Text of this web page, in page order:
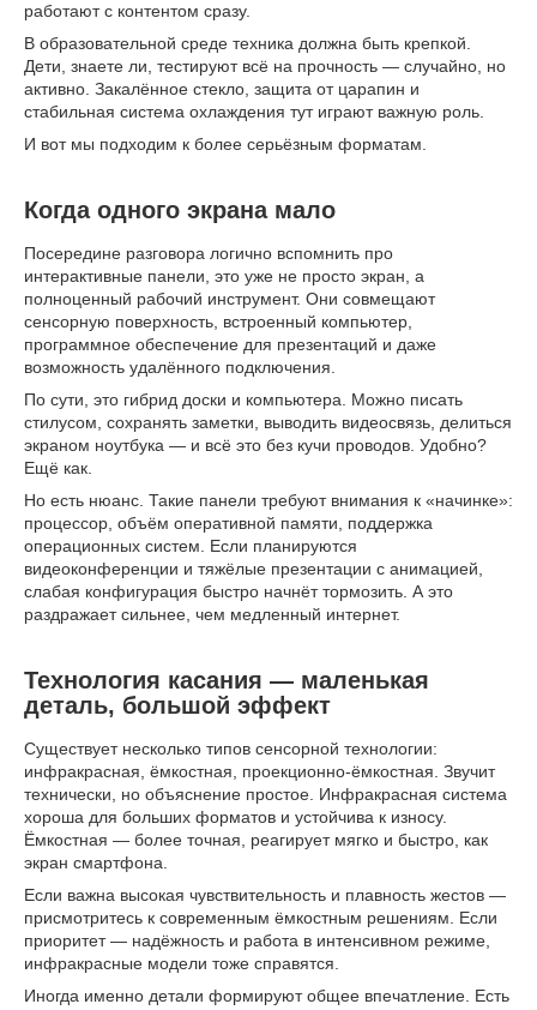
работают с контентом сразу.
В образовательной среде техника должна быть крепкой.
Дети, знаете ли, тестируют всё на прочность — случайно, но
активно. Закалённое стекло, защита от царапин и
стабильная система охлаждения тут играют важную роль.
И вот мы подходим к более серьёзным форматам.
Когда одного экрана мало
Посередине разговора логично вспомнить про
интерактивные панели, это уже не просто экран, а
полноценный рабочий инструмент. Они совмещают
сенсорную поверхность, встроенный компьютер,
программное обеспечение для презентаций и даже
возможность удалённого подключения.
По сути, это гибрид доски и компьютера. Можно писать
стилусом, сохранять заметки, выводить видеосвязь, делиться
экраном ноутбука — и всё это без кучи проводов. Удобно?
Ещё как.
Но есть нюанс. Такие панели требуют внимания к «начинке»:
процессор, объём оперативной памяти, поддержка
операционных систем. Если планируются
видеоконференции и тяжёлые презентации с анимацией,
слабая конфигурация быстро начнёт тормозить. А это
раздражает сильнее, чем медленный интернет.
Технология касания — маленькая
деталь, большой эффект
Существует несколько типов сенсорной технологии:
инфракрасная, ёмкостная, проекционно-ёмкостная. Звучит
технически, но объяснение простое. Инфракрасная система
хороша для больших форматов и устойчива к износу.
Ёмкостная — более точная, реагирует мягко и быстро, как
экран смартфона.
Если важна высокая чувствительность и плавность жестов —
присмотритесь к современным ёмкостным решениям. Если
приоритет — надёжность и работа в интенсивном режиме,
инфракрасные модели тоже справятся.
Иногда именно детали формируют общее впечатление. Есть